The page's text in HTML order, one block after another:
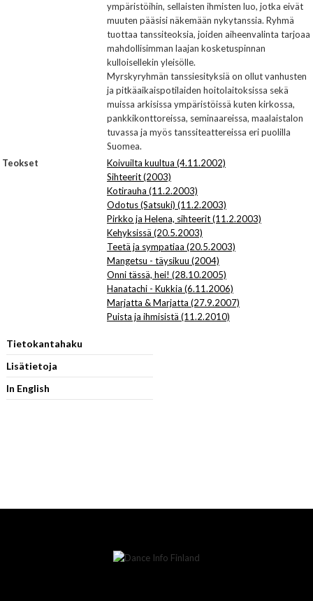
ympäristöihin, sellaisten ihmisten luo, jotka eivät
muuten pääsisi näkemään nykytanssia. Ryhmä
tuottaa tanssiteoksia, joiden aiheenvalinta tarjoaa
mahdollisimman laajan kosketuspinnan
kulloisellekin yleisölle.
Myrskyryhmän tanssiesityksiä on ollut vanhusten
ja pitkäaikaispotilaiden hoitolaitoksissa sekä
muissa arkisissa ympäristöissä kuten kirkossa,
pankkikonttoreissa, seminaareissa, maalaistalon
tuvassa ja myös tanssiteattereissa eri puolilla
Suomea.
Teokset
Koivuilta kuultua (4.11.2002)
Sihteerit (2003)
Kotirauha (11.2.2003)
Odotus (Satsuki) (11.2.2003)
Pirkko ja Helena, sihteerit (11.2.2003)
Kehyksissä (20.5.2003)
Teetä ja sympatiaa (20.5.2003)
Mangetsu - täysikuu (2004)
Onni tässä, hei! (28.10.2005)
Hanatachi - Kukkia (6.11.2006)
Marjatta & Marjatta (27.9.2007)
Puista ja ihmisistä (11.2.2010)
Tietokantahaku
Lisätietoja
In English